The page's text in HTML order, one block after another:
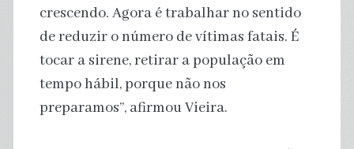
crescendo. Agora é trabalhar no sentido
de reduzir o número de vítimas fatais. É
tocar a sirene, retirar a população em
tempo hábil, porque não nos
preparamos”, afirmou Vieira.